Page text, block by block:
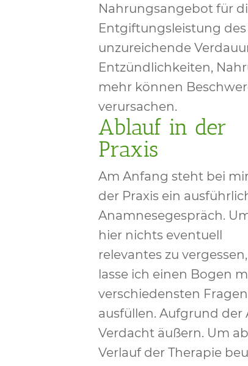
Nahrungsangebot für
Entgiftungsleistung
unzureichende
Entzündlichkeiten,
mehr können
verursachen.
Ablauf in der
Praxis
Am Anfang steht bei
der Praxis ein
Anamnesegespräch.
hier nichts eventuell
relevantes zu vergessen,
lasse ich einen Bogen
verschiedensten Fragen
ausfüllen. Aufgrund
Verdacht äußern. Um
Verlauf der Therapie